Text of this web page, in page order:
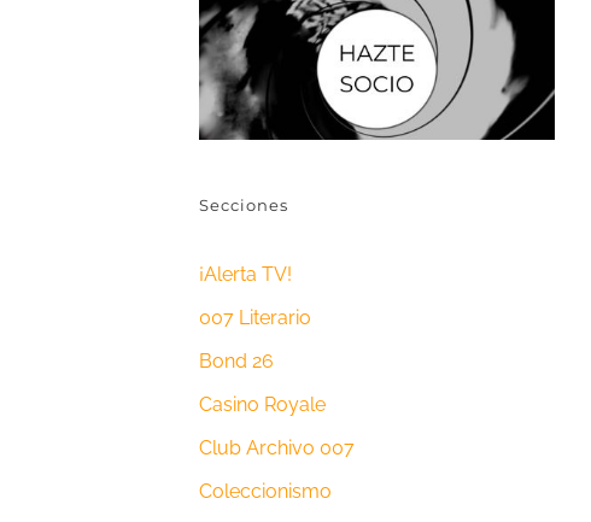
Secciones
¡Alerta TV!
007 Literario
Bond 26
Casino Royale
Club Archivo 007
Coleccionismo